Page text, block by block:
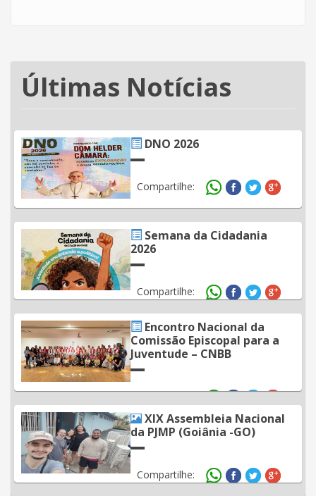
Últimas Notícias
DNO 2026
Compartilhe:
Semana da Cidadania
2026
Compartilhe:
Encontro Nacional da
Comissão Episcopal para a
Juventude – CNBB
Compartilhe:
XIX Assembleia Nacional
da PJMP (Goiânia -GO)
Compartilhe: